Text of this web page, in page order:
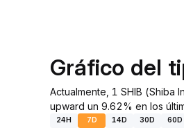
Gráfico del
Actualmente, 1 SHIB (Shiba
upward un 9.62% en los
24H 7D 14D 30D 60D